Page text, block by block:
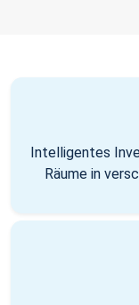
Intelligentes
Räume in